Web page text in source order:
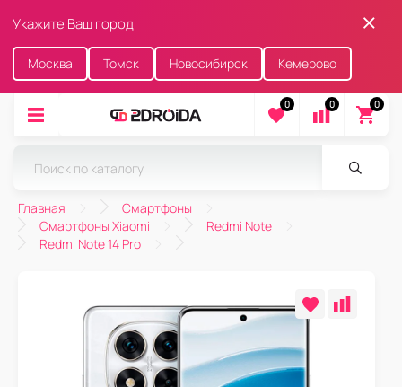
Укажите Ваш город
Москва Томск Новосибирск Кемерово
0 0 0
Главная
Смартфоны
Смартфоны Xiaomi
Redmi Note
Redmi Note 14 Pro